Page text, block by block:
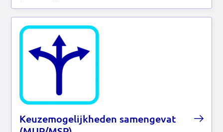
Keuzemogelijkheden samengevat